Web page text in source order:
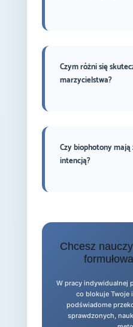
Czym różni się
marzycielstwa?
Czy biophotony mają
intencją?
Chcesz
W pracy indywidualnej
co blokuje Twoje
podświadome
sprawdzonych,